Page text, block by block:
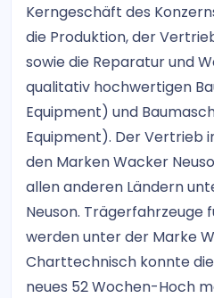
Kerngeschäft des
die Produktion, der
sowie die Reparatur und
qualitativ hochwertigen
Equipment) und
Equipment). Der Vertrieb
den Marken Wacker
allen anderen Ländern
Neuson. Trägerfahrzeuge
werden unter der Marke
Charttechnisch konnte
neues 52 Wochen-Hoch